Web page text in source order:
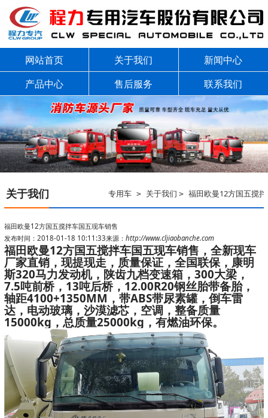
网站首页 关于我们
新闻中心
产品中心
售后服务 联系我们
专用车> 关于我们 > 福田欧曼12方国五搅
关于我们
福田欧曼12方国五搅拌车国五现车销售
发布时间：2018-01-18 10:11:33来源：http://www.cljiaobanche.com
福田欧曼12方国五搅拌车国五现车销售，全新现车
厂家直销，现提现走，质量保证，全国联保，康明
斯320马力发动机，陕齿九档变速箱，300大梁，
7.5吨前桥，13吨后桥，12.00R20钢丝胎带备胎，
轴距4100+1350MM，带ABS带尿素罐，倒车雷
达，电动玻璃，沙漠滤芯，空调，整备质量
15000kg，总质量25000kg，有燃油环保。